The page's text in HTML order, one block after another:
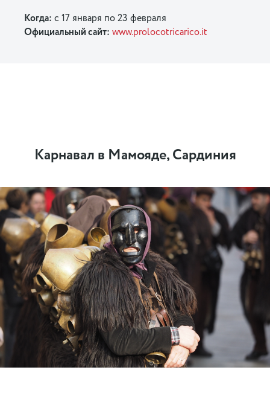
Когда: с 17 января по 23 февраля
Официальный сайт: www.prolocotricarico.it
Карнавал в Мамояде, Сардиния